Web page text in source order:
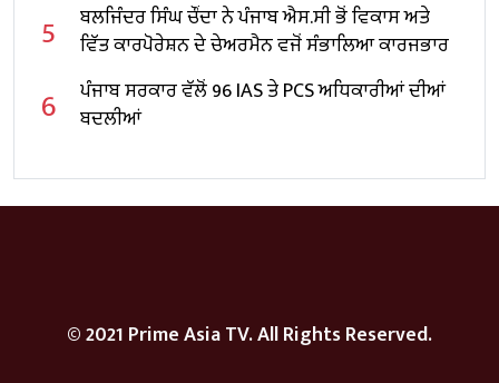
5
ਬਲਜਿੰਦਰ ਸਿੰਘ ਚੌਂਦਾ ਨੇ ਪੰਜਾਬ ਐਸ.ਸੀ ਭੋਂ ਵਿਕਾਸ ਅਤੇ
ਵਿੱਤ ਕਾਰਪੋਰੇਸ਼ਨ ਦੇ ਚੇਅਰਮੈਨ ਵਜੋਂ ਸੰਭਾਲਿਆ ਕਾਰਜਭਾਰ
6
ਪੰਜਾਬ ਸਰਕਾਰ ਵੱਲੋਂ 96 IAS ਤੇ PCS ਅਧਿਕਾਰੀਆਂ ਦੀਆਂ
ਬਦਲੀਆਂ
© 2021 Prime Asia TV. All Rights Reserved.